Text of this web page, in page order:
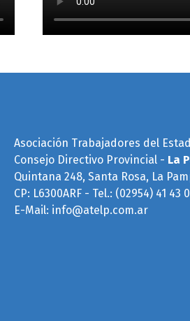
Asociación Trabajadores del
Consejo Directivo Provincial - La
Quintana 248, Santa Rosa, La
CP: L6300ARF - Tel.: (02954) 41 43
E-Mail: info@atelp.com.ar